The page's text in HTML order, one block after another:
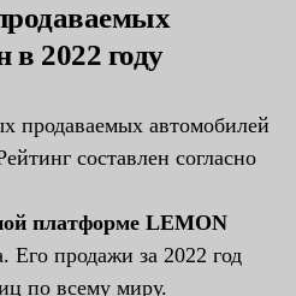
2022 году
продаваемых автомобилей
составлен согласно
платформе LEMON
Его продажи за 2022 год
по всему миру.